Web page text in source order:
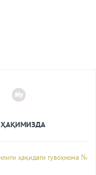
ҲАҚИМИЗДА
ҳақидаги гувоҳнома №